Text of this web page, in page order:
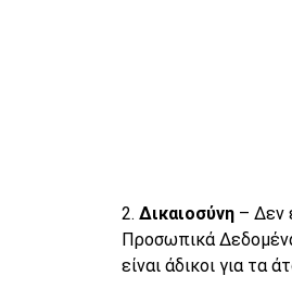
2. Δικαιοσύνη – Δεν
Προσωπικά
είναι άδικοι για τα